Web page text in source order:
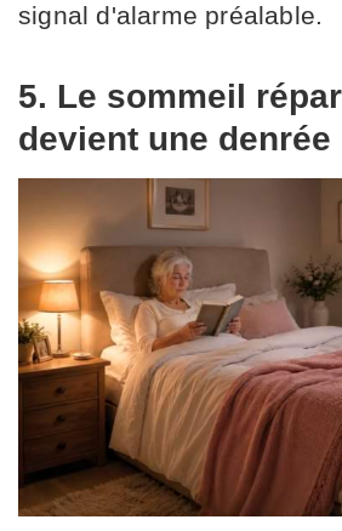
signal d'alarme préalable.
5. Le sommeil
devient une denrée